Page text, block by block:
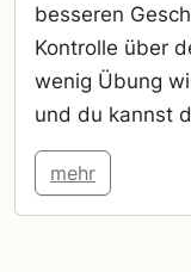
besseren
Kontrolle über
wenig Übung
und du kannst
mehr